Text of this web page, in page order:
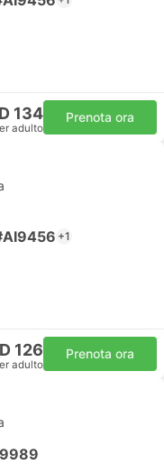
134
adulto
Prenota ora
+1
126
adulto
Prenota ora